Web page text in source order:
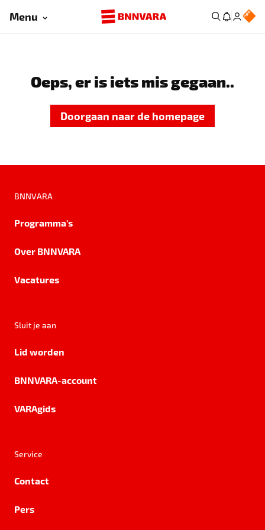
Menu
Oeps, er is iets mis gegaan..
Doorgaan naar de homepage
BNNVARA
Programma's
Over BNNVARA
Vacatures
Sluit je aan
Lid worden
BNNVARA-account
VARAgids
Service
Contact
Pers